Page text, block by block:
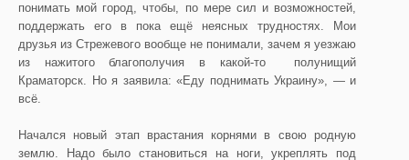
понимать мой город, чтобы, по мере сил и возможностей,
поддержать его в пока ещё неясных трудностях. Мои
друзья из Стрежевого вообще не понимали, зачем я уезжаю
из нажитого благополучия в какой-то полунищий
Краматорск. Но я заявила: «Еду поднимать Украину», — и
всё.
Начался новый этап врастания корнями в свою родную
землю. Надо было становиться на ноги, укреплять под